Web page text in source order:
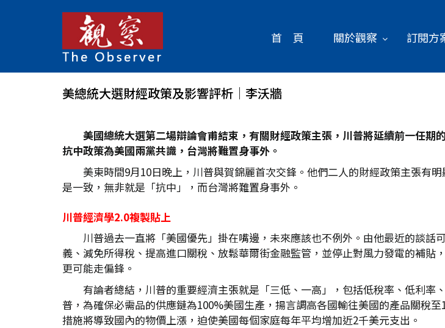
首 頁 關於觀察 訂閱方
美總統大選財經政策及影響評析│李沃牆
美國總統大選第二場辯論會甫結束，有關財經政策主張，川普將延續前一任
抗中政策為美國兩黨共識，台灣將難置身事外。
美東時間9月10日晚上，川普與賀錦麗首次交鋒。他們二人的財經政策主張有
是一致，無非就是「抗中」，而台灣將難置身事外。
川普經濟學2.0複製貼上
川普過去一直將「美國優先」掛在嘴邊，未來應該也不例外。由他最近的談
義、減免所得稅、提高進口關稅、放鬆華爾街金融監管，並停止對風力發電的補
更可能走偏鋒。
有論者總結，川普的重要經濟主張就是「三低、一高」，包括低稅率、低利
普，為確保必需品的供應鏈為100%美國生產，揚言調高各國輸往美國的產品關稅
措施將導致國內的物價上漲，迫使美國每個家庭每年平均增加近2千美元支出。